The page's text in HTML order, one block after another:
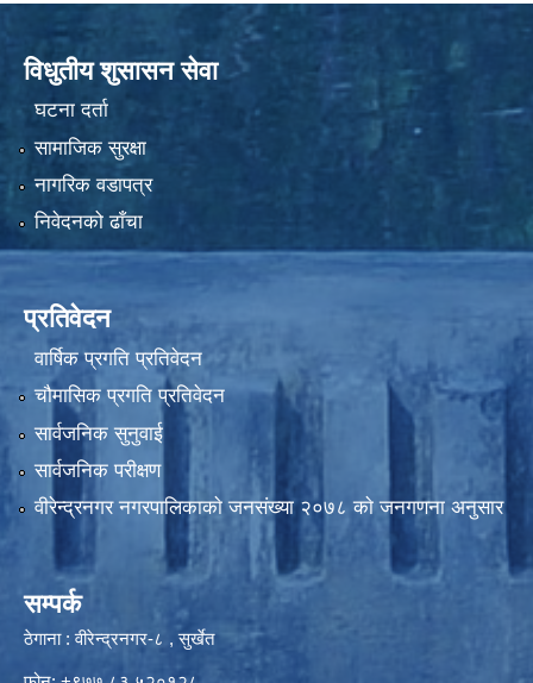
विधुतीय शुसासन सेवा
घटना दर्ता
सामाजिक सुरक्षा
नागरिक वडापत्र
निवेदनको ढाँचा
प्रतिवेदन
वार्षिक प्रगति प्रतिवेदन
चौमासिक प्रगति प्रतिवेदन
सार्वजनिक सुनुवाई
सार्वजनिक परीक्षण
वीरेन्द्रनगर नगरपालिकाकाे जनसंख्या २०७८ काे जनगणना अनुसार
सम्पर्क
ठेगाना : वीरेन्द्रनगर-८ , सुर्खेत